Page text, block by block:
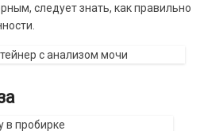
следует знать, как правильно